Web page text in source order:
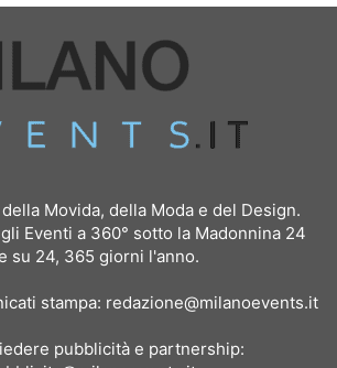
Movida, della Moda e del Design.
Eventi a 360° sotto la Madonnina 24
su 24, 365 giorni l'anno.
stampa: redazione@milanoevents.it
pubblicità e partnership: